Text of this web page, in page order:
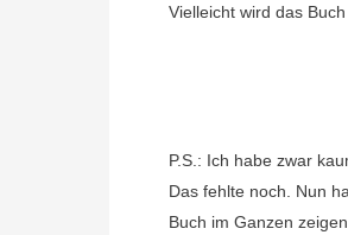
Vielleicht wird das
P.S.: Ich habe zwar
Das fehlte noch. Nun
Buch im Ganzen